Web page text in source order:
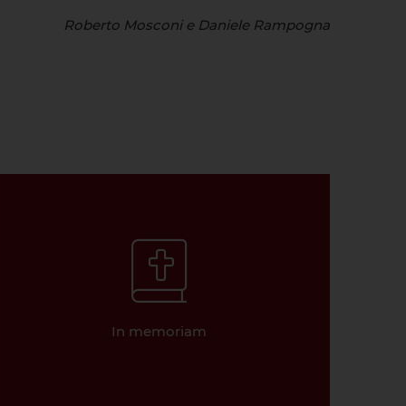
Roberto Mosconi e Daniele Rampogna
In memoriam